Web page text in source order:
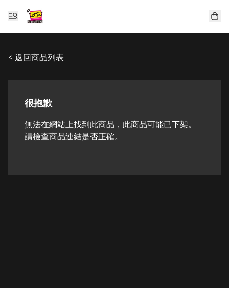
< 返回商品列表
很抱歉
無法在網站上找到此商品，此商品可能已下架。
請檢查商品連結是否正確。